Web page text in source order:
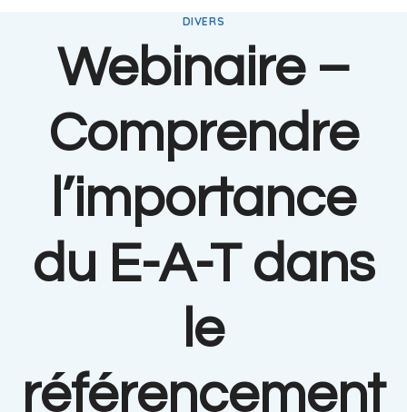
DIVERS
Webinaire –
Comprendre
l’importance
du E-A-T dans
le
référencement